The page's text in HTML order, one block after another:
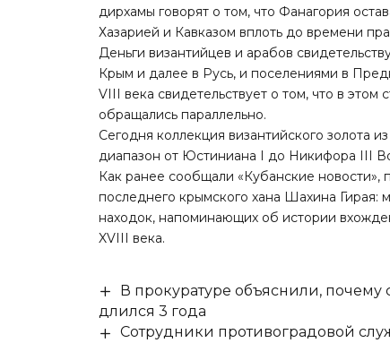
дирхамы говорят о том, что Фанагория
Хазарией и Кавказом вплоть до времени
Деньги византийцев и арабов
Крым и далее в Русь, и поселениями в
VIII века свидетельствует о том, что в
обращались параллельно.
Сегодня коллекция византийского золота
диапазон от Юстиниана I до Никифора III
Как ранее сообщали «Кубанские новости»,
последнего крымского хана Шахина Гирая:
находок, напоминающих об истории
XVIII века.
В прокуратуре объяснили, почему
длился 3 года
Сотрудники противоградовой